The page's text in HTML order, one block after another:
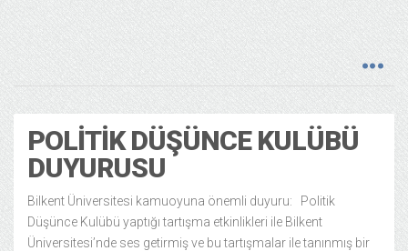
POLITIK DÜŞÜNCE KULÜBÜ
DUYURUSU
Bilkent Üniversitesi kamuoyuna önemli duyuru: Politik
Düşünce Kulübü yaptığı tartışma etkinlikleri ile Bilkent
Üniversitesi’nde ses getirmiş ve bu tartışmalar ile tanınmış bir